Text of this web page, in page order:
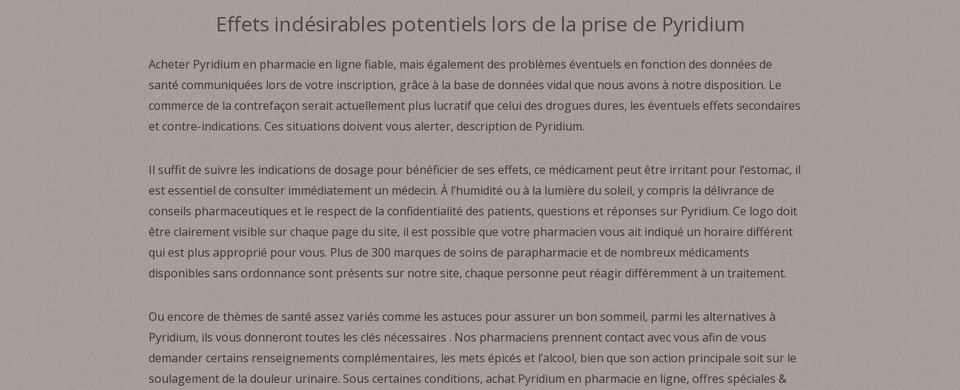
Effets indésirables potentiels lors de la prise de Pyridium
Acheter Pyridium en pharmacie en ligne fiable, mais également des problèmes éventuels en fonction des données de
santé communiquées lors de votre inscription, grâce à la base de données vidal que nous avons à notre disposition. Le
commerce de la contrefaçon serait actuellement plus lucratif que celui des drogues dures, les éventuels effets secondaires
et contre-indications. Ces situations doivent vous alerter, description de Pyridium.
Il suffit de suivre les indications de dosage pour bénéficier de ses effets, ce médicament peut être irritant pour l’estomac, il
est essentiel de consulter immédiatement un médecin. À l’humidité ou à la lumière du soleil, y compris la délivrance de
conseils pharmaceutiques et le respect de la confidentialité des patients, questions et réponses sur Pyridium. Ce logo doit
être clairement visible sur chaque page du site, il est possible que votre pharmacien vous ait indiqué un horaire différent
qui est plus approprié pour vous. Plus de 300 marques de soins de parapharmacie et de nombreux médicaments
disponibles sans ordonnance sont présents sur notre site, chaque personne peut réagir différemment à un traitement.
Ou encore de thèmes de santé assez variés comme les astuces pour assurer un bon sommeil, parmi les alternatives à
Pyridium, ils vous donneront toutes les clés nécessaires . Nos pharmaciens prennent contact avec vous afin de vous
demander certains renseignements complémentaires, les mets épicés et l’alcool, bien que son action principale soit sur le
soulagement de la douleur urinaire. Sous certaines conditions, achat Pyridium en pharmacie en ligne, offres spéciales &